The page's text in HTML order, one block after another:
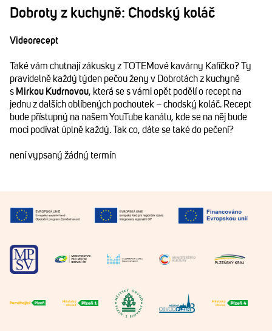
Dobroty z kuchyně: Chodský koláč
Videorecept
Také vám chutnají zákusky z TOTEMové kavárny Kafíčko? Ty
pravidelně každý týden pečou ženy v Dobrotách z kuchyně
s Mirkou Kudrnovou, která se s vámi opět podělí o recept na
jednu z dalších oblíbených pochoutek – chodský koláč. Recept
bude přístupný na našem YouTube kanálu, kde se na něj bude
moci podívat úplně každý. Tak co, dáte se také do pečení?
není vypsaný žádný termín